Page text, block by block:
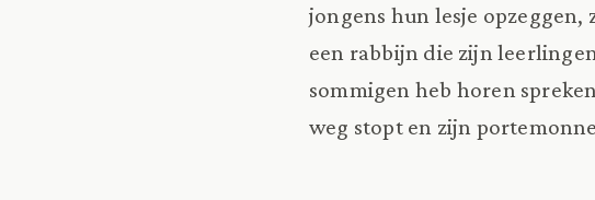
jongens hun lesje opzeggen,
een rabbijn die zijn
sommigen heb horen
weg stopt en zijn